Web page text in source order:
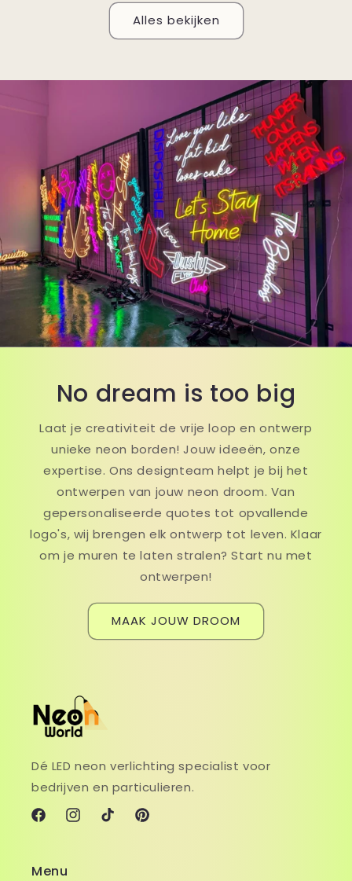
Alles bekijken
No dream is too big
Laat je creativiteit de vrije loop en ontwerp
unieke neon borden! Jouw ideeën, onze
expertise. Ons designteam helpt je bij het
ontwerpen van jouw neon droom. Van
gepersonaliseerde quotes tot opvallende
logo's, wij brengen elk ontwerp tot leven. Klaar
om je muren te laten stralen? Start nu met
ontwerpen!
MAAK JOUW DROOM
Dé LED neon verlichting specialist voor
bedrijven en particulieren.
FacebookInstagramTikTokPinterest
Menu